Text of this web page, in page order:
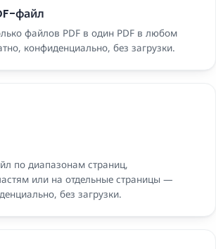
файл
файлов PDF в один PDF в любом
конфиденциально, без загрузки.
по диапазонам страниц,
или на отдельные страницы —
без загрузки.